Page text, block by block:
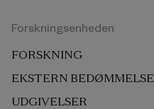
Forskningsenheden
FORSKNING
EKSTERN BEDØMMELSE
UDGIVELSER